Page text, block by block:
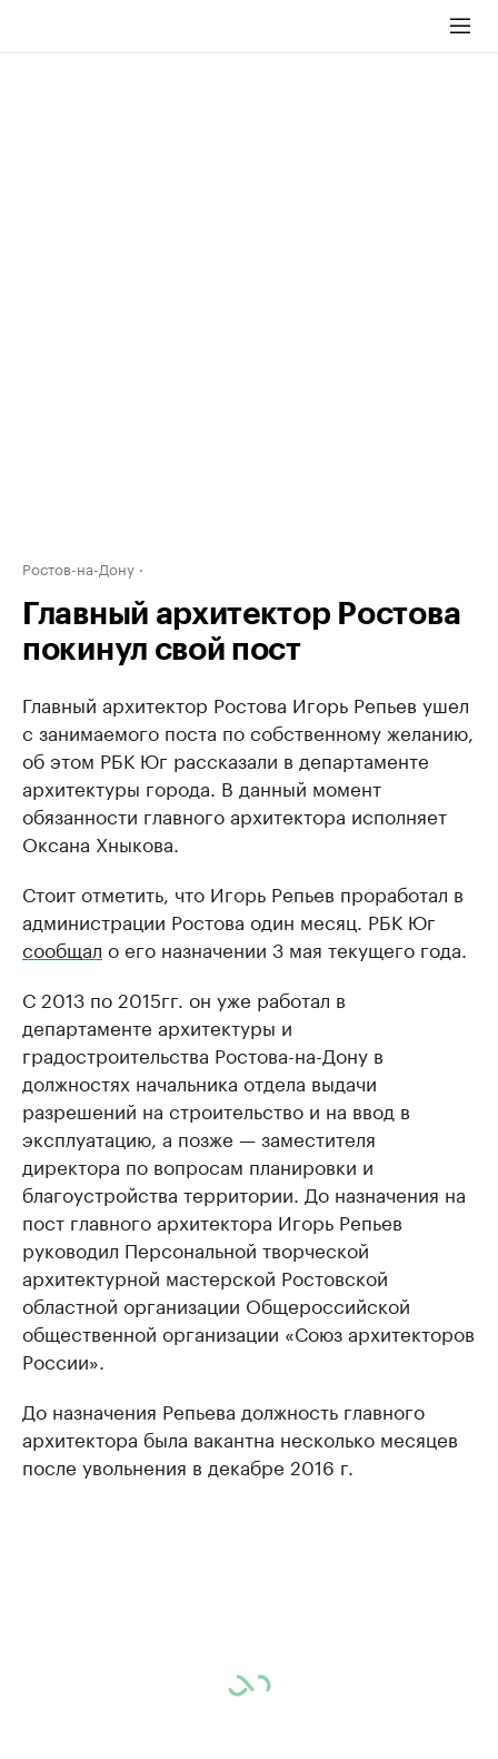
Ростов-на-Дону
Главный архитектор Ростова
покинул свой пост
Главный архитектор Ростова Игорь Репьев ушел
с занимаемого поста по собственному желанию,
об этом РБК Юг рассказали в департаменте
архитектуры города. В данный момент
обязанности главного архитектора исполняет
Оксана Хныкова.
Стоит отметить, что Игорь Репьев проработал в
администрации Ростова один месяц. РБК Юг
сообщал о его назначении 3 мая текущего года.
С 2013 по 2015гг. он уже работал в
департаменте архитектуры и
градостроительства Ростова-на-Дону в
должностях начальника отдела выдачи
разрешений на строительство и на ввод в
эксплуатацию, а позже — заместителя
директора по вопросам планировки и
благоустройства территории. До назначения на
пост главного архитектора Игорь Репьев
руководил Персональной творческой
архитектурной мастерской Ростовской
областной организации Общероссийской
общественной организации «Союз архитекторов
России».
До назначения Репьева должность главного
архитектора была вакантна несколько месяцев
после увольнения в декабре 2016 г.